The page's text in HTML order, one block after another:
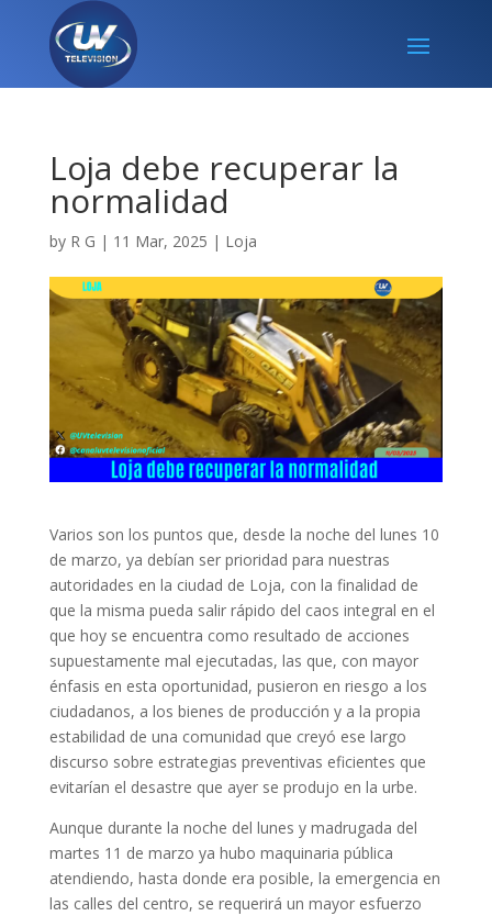
Loja debe recuperar la
normalidad
by R G | 11 Mar, 2025 | Loja
Varios son los puntos que, desde la noche del lunes 10
de marzo, ya debían ser prioridad para nuestras
autoridades en la ciudad de Loja, con la finalidad de
que la misma pueda salir rápido del caos integral en el
que hoy se encuentra como resultado de acciones
supuestamente mal ejecutadas, las que, con mayor
énfasis en esta oportunidad, pusieron en riesgo a los
ciudadanos, a los bienes de producción y a la propia
estabilidad de una comunidad que creyó ese largo
discurso sobre estrategias preventivas eficientes que
evitarían el desastre que ayer se produjo en la urbe.
Aunque durante la noche del lunes y madrugada del
martes 11 de marzo ya hubo maquinaria pública
atendiendo, hasta donde era posible, la emergencia en
las calles del centro, se requerirá un mayor esfuerzo